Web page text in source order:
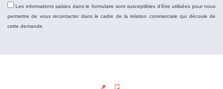
Les informations saisies dans le formulaire sont susceptibles d'être utilisées pour nous
permettre de vous recontacter dans le cadre de la relation commerciale qui découle de
cette demande.